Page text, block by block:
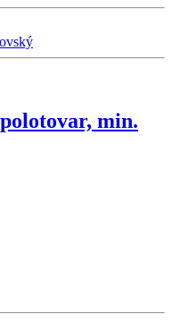
min.